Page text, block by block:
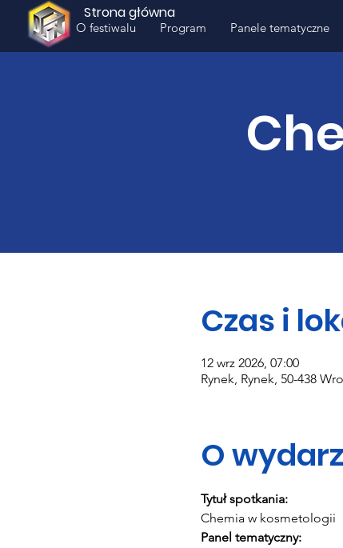
Strona główna
O festiwalu Program Panele tematyczne
Czas i
12 wrz 2026, 07:00
Rynek, Rynek, 50-438
O
Tytuł spotkania:
Chemia w kosmetologii
Panel tematyczny: